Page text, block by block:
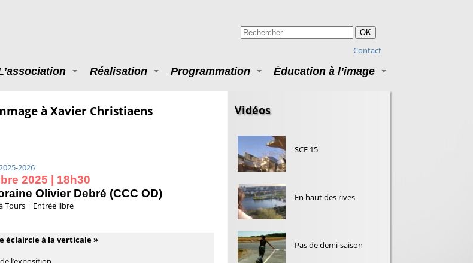
OK
Contact
Réalisation Programmation Éducation à l’image
à Xavier Christiaens
2026
2025 | 18h30
Olivier Debré (CCC OD)
Tours | Entrée libre
éclaircie à la verticale »
Vidéos
SCF 15
En haut des rives
Pas de demi-saison